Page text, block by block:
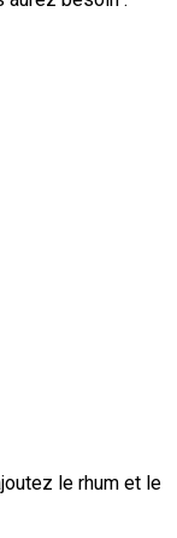
le rhum et le